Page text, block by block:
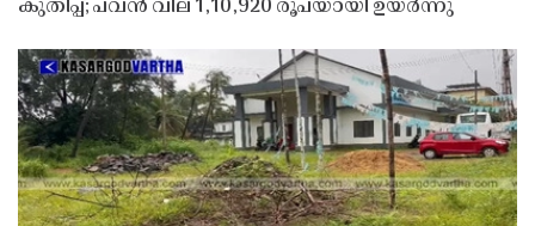
കുതിപ്പ്; പവൻ വില 1,10,920 രൂപയായി ഉയർന്നു